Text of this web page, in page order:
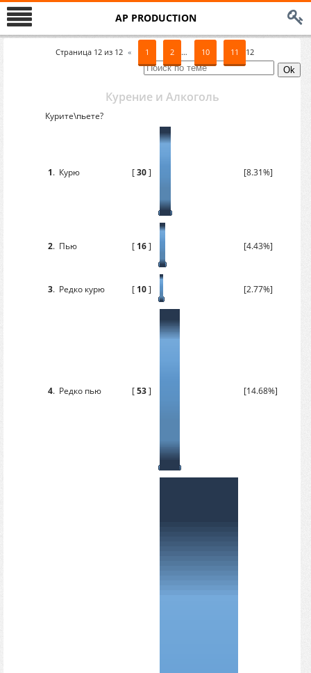
AP PRODUCTION
Страница 12из 12 « 1 2 … 10 11 12
Курение и Алкоголь
Курите\пьете?
1. Курю [30] [8.31%]
2. Пью [ 16] [4.43%]
3. Редко курю [ 10] [2.77%]
4. Редко пью [53] [14.68%]